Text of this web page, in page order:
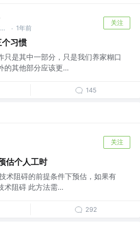
wangEditor作者，慕课网讲师 · 1年前
关注
习惯
只是其中一部分，只是我们养家糊口
的其他部分应该更...
145
关注
估个人工时
术阻碍的前提条件下预估，如果有
术阻碍 此方法需...
292